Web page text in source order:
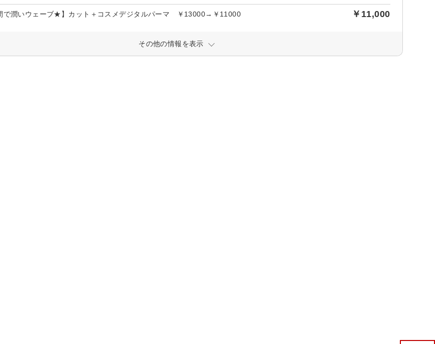
で潤いウェーブ★】カット＋コスメデジタルパーマ ￥13000→￥11000 ￥11,000
その他の情報を表示